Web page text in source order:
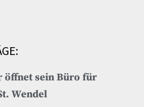
öffnet sein Büro für
Wendel